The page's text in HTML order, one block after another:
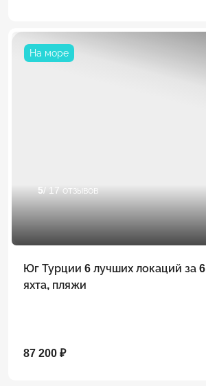
На море
5/ 17 отзывов
Юг Турции 6 лучших локаций за
яхта, пляжи
87 200 ₽